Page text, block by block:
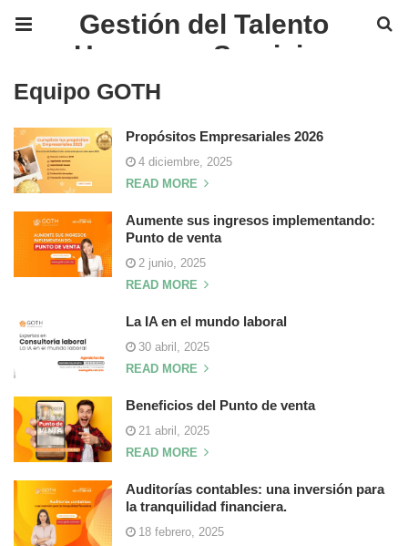
Gestión del Talento
Humano y Servicios
Financieros en México |
Equipo GOTH
Propósitos Empresariales 2026
4 diciembre, 2025
READ MORE
Aumente sus ingresos implementando:
Punto de venta
2 junio, 2025
READ MORE
La IA en el mundo laboral
30 abril, 2025
READ MORE
Beneficios del Punto de venta
21 abril, 2025
READ MORE
Auditorías contables: una inversión para
la tranquilidad financiera.
18 febrero, 2025